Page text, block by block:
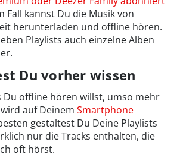
Fall kannst Du die Musik von
herunterladen und offline hören.
Playlists auch einzelne Alben
Du vorher wissen
Du offline hören willst, umso mehr
auf Deinem Smartphone
gestaltest Du Deine Playlists
nur die Tracks enthalten, die
oft hörst.